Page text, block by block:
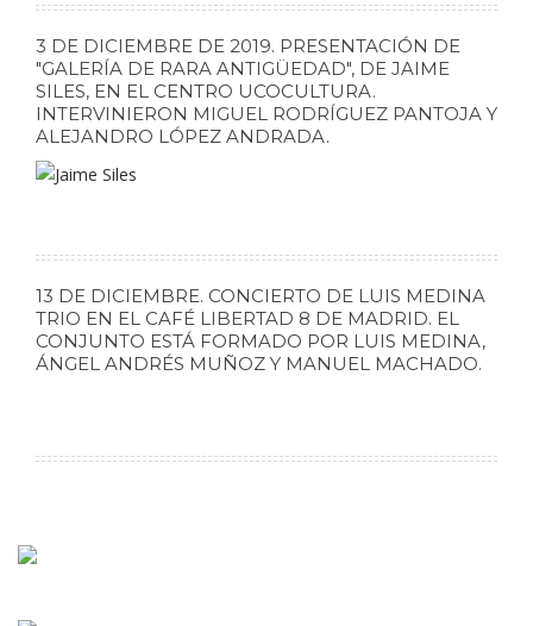
3 DE DICIEMBRE DE 2019. PRESENTACIÓN DE
"GALERÍA DE RARA ANTIGÜEDAD", DE JAIME
SILES, EN EL CENTRO UCOCULTURA.
INTERVINIERON MIGUEL RODRÍGUEZ PANTOJA Y
ALEJANDRO LÓPEZ ANDRADA.
13 DE DICIEMBRE. CONCIERTO DE LUIS MEDINA
TRIO EN EL CAFÉ LIBERTAD 8 DE MADRID. EL
CONJUNTO ESTÁ FORMADO POR LUIS MEDINA,
ÁNGEL ANDRÉS MUÑOZ Y MANUEL MACHADO.